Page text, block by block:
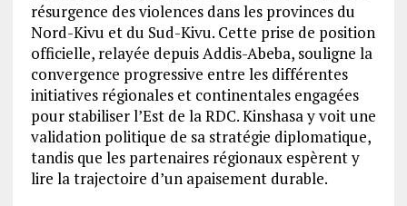
résurgence des violences dans les provinces du
Nord-Kivu et du Sud-Kivu. Cette prise de position
officielle, relayée depuis Addis-Abeba, souligne la
convergence progressive entre les différentes
initiatives régionales et continentales engagées
pour stabiliser l’Est de la RDC. Kinshasa y voit une
validation politique de sa stratégie diplomatique,
tandis que les partenaires régionaux espèrent y
lire la trajectoire d’un apaisement durable.